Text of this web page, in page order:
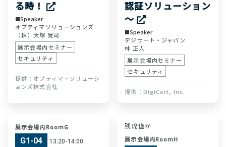
る時！
Speaker
オプティマソリューションズ
（株） 大塚 晃司
展示会場内セミナー
セキュリティ
オプティマ・ソリューシ
ョンズ株式会社
認証ソリューション
～
Speaker
デジサート・ジャパン
林 正人
展示会場内セミナー
セキュリティ
DigiCert, Inc.
展示会場内RoomG
G1-04 13:20-14:00
残席僅か
展示会場内RoomH